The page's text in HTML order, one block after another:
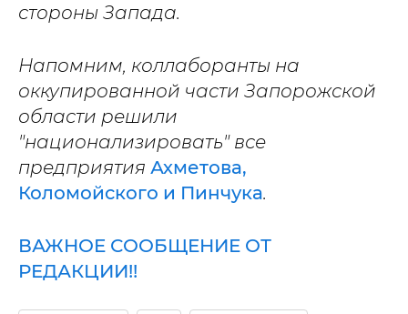
стороны Запада.
Напомним, коллаборанты на
оккупированной части Запорожской
области решили
"национализировать" все
предприятия Ахметова,
Коломойского и Пинчука.
ВАЖНОЕ СООБЩЕНИЕ ОТ
РЕДАКЦИИ!!